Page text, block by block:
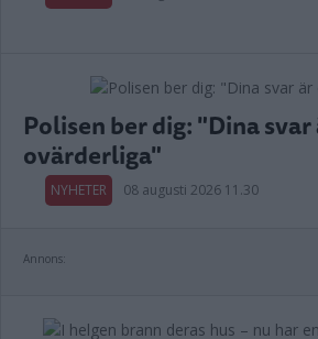
Polisen ber dig: "Dina svar
ovärderliga"
NYHETER 08 augusti 2026 11.30
Annons: